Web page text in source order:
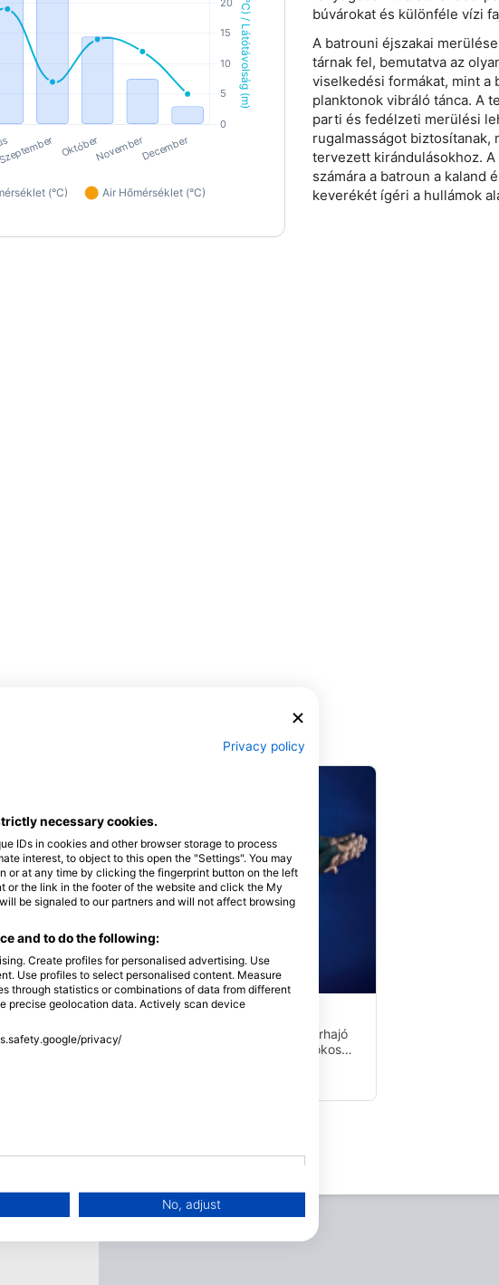
búvárokat és különféle vízi
A batrouni éjszakai
tárnak fel, bemutatva az
viselkedési formákat, mint a
planktonok vibráló tánca. A
parti és fedélzeti merülési
rugalmasságot biztosítanak,
tervezett kirándulásokhoz.
számára a batroun a kaland
keverékét ígéri a hullámok
Mares
Cement Wreck (★4.4)
A Michel kapitány hajójaként is ismert kis teherhajó
1939-ben süllyedt el. A hajó 40 méteres homokos
Privacy policy
necessary cookies.
IDs in cookies and other browser storage to process
interest, to object to this open the "Settings". You may
or at any time by clicking the fingerprint button on the left
or the link in the footer of the website and click the My
be signaled to our partners and will not affect browsing
and to do the following:
Create profiles for personalised advertising. Use
Use profiles to select personalised content. Measure
through statistics or combinations of data from different
precise geolocation data. Actively scan device
privacy/
No, adjust